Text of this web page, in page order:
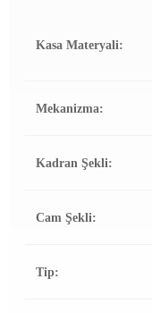
Kasa Materyali:
Mekanizma:
Kadran Şekli:
Cam Şekli:
Tip: